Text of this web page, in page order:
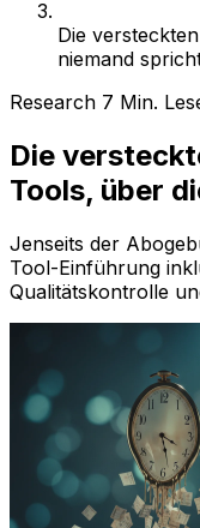
Die
niemand
Research 7 Min.
Die
Tools, über
Jenseits der
Tool-Einführung
Qualitätskontrolle